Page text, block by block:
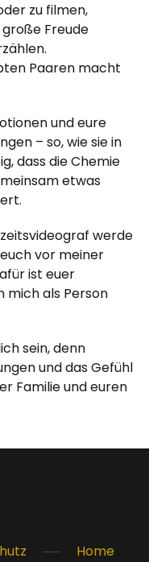
zu filmen,
Freude
Paaren macht
und eure
– so, wie sie in
dass die Chemie
etwas
werde
vor meiner
ist euer
mich als Person
sein, denn
und das Gefühl
Familie und euren
Home